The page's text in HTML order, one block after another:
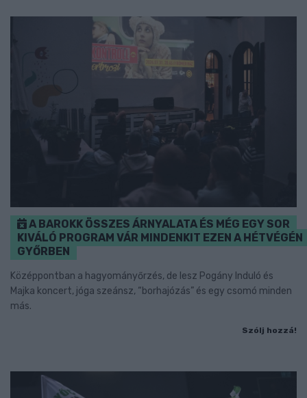
A BAROKK ÖSSZES ÁRNYALATA ÉS MÉG EGY SOR
KIVÁLÓ PROGRAM VÁR MINDENKIT EZEN A HÉTVÉGÉN
GYŐRBEN
Középpontban a hagyományőrzés, de lesz Pogány Induló és
Majka koncert, jóga szeánsz, “borhajózás” és egy csomó minden
más.
Szólj hozzá!